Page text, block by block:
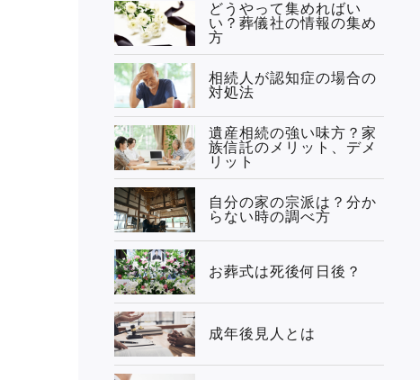
どうやって集めればい
い？葬儀社の情報の集め
方
相続人が認知症の場合の
対処法
遺産相続の強い味方？家
族信託のメリット、デメ
リット
自分の家の宗派は？分か
らない時の調べ方
お葬式は死後何日後？
成年後見人とは